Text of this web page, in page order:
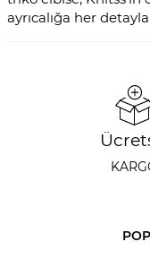
ayrıcalığa her